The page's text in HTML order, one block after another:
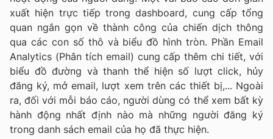
xuất hiện trực tiếp trong dashboard, cung cấp tổng
quan ngắn gọn về thành công của chiến dịch thông
qua các con số thô và biểu đồ hình tròn. Phần Email
Analytics (Phân tích email) cung cấp thêm chi tiết, với
biểu đồ đường và thanh thể hiện số lượt click, hủy
đăng ký, mở email, lượt xem trên các thiết bị,... Ngoài
ra, đối với mỗi báo cáo, người dùng có thể xem bất kỳ
hành động nhất định nào mà những người đăng ký
trong danh sách email của họ đã thực hiện.